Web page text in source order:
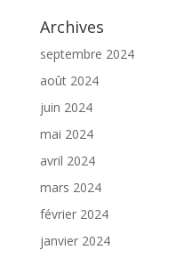
Archives
septembre 2024
août 2024
juin 2024
mai 2024
avril 2024
mars 2024
février 2024
janvier 2024